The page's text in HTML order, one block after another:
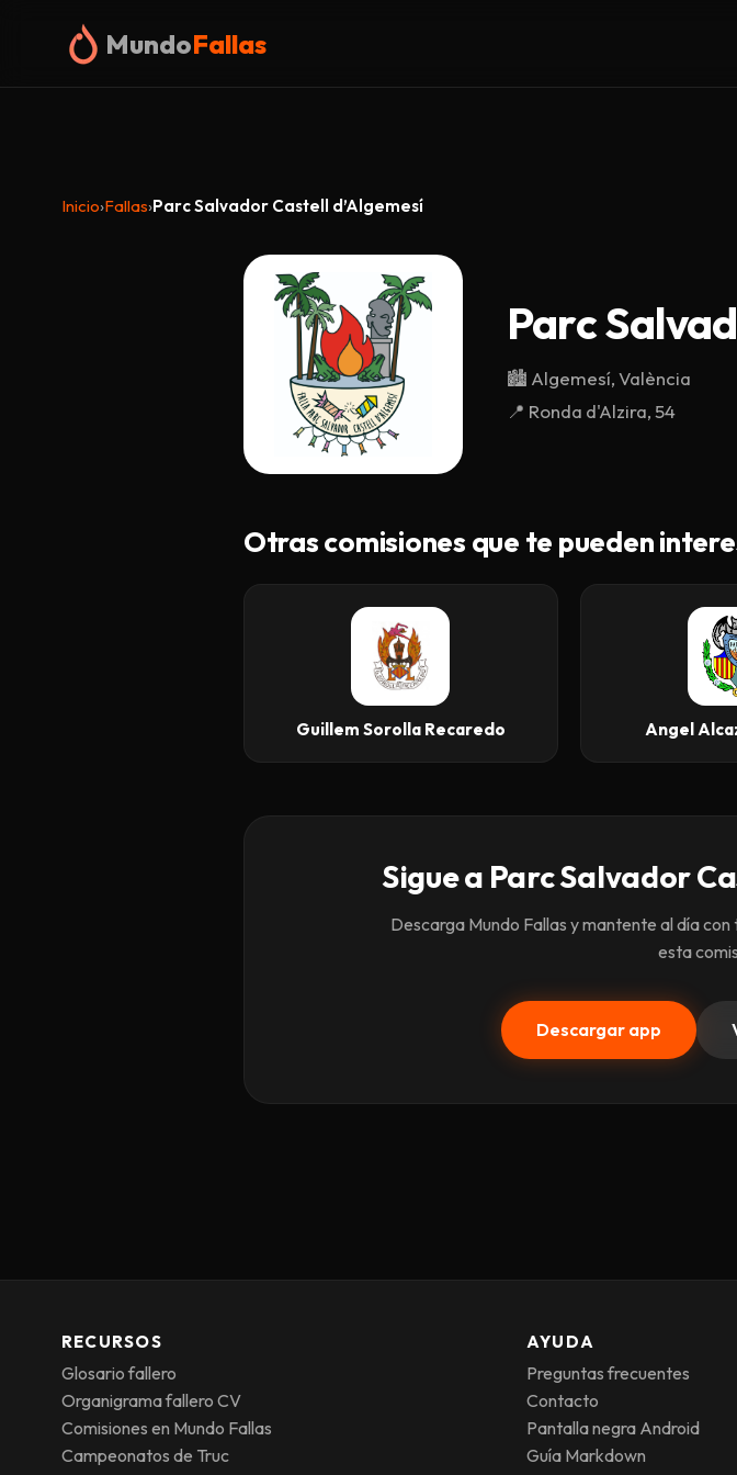
MundoFallas
Inicio›Fallas›Parc Salvador Castell d’Algemesí
Parc
🏙️ Algemesí, València
📍 Ronda d'Alzira, 54
Otras comisiones que te pueden
Guillem Sorolla Recaredo Angel
Sigue a Parc Salvador
Descarga Mundo Fallas y mantente al día
esta
Descargar app
RECURSOS
Glosario fallero
Organigrama fallero CV
Comisiones en Mundo Fallas
Campeonatos de Truc
AYUDA
Preguntas frecuentes
Contacto
Pantalla negra Android
Guía Markdown